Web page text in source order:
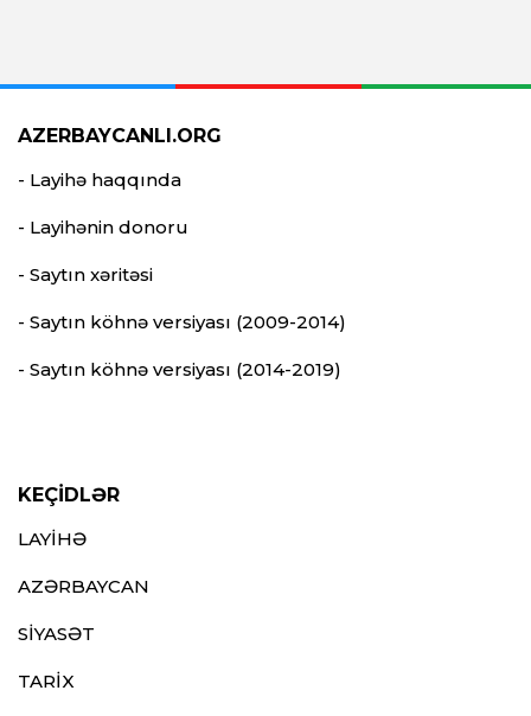
AZERBAYCANLI.ORG
- Layihə haqqında
- Layihənin donoru
- Saytın xəritəsi
- Saytın köhnə versiyası (2009-2014)
- Saytın köhnə versiyası (2014-2019)
KEÇİDLƏR
LAYİHƏ
AZƏRBAYCAN
SİYASƏT
TARİX